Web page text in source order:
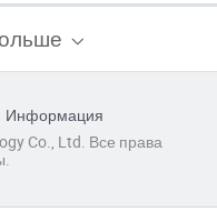
Информация
Co., Ltd. Все права